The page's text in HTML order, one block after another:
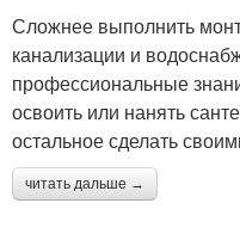
Сложнее выполнить
канализации и
профессиональные
освоить или нанять
остальное сделать
читать дальше →